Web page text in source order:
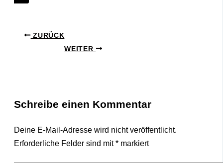
ZURÜCK
WEITER
Schreibe einen Kommentar
Deine E-Mail-Adresse wird nicht veröffentlicht.
Erforderliche Felder sind mit* markiert